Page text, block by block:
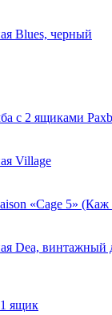
Blues, черный
с 2 ящиками
Village
«Cage 5»
Dea, винтажный
ящик